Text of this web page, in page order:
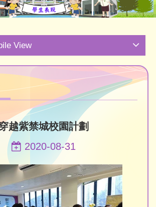
View
越紫禁城校園計劃
2020-08-31